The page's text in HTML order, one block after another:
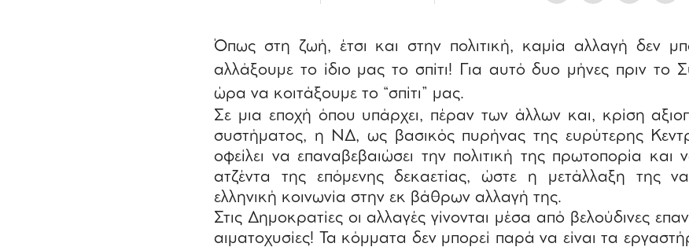
Όπως στη ζωή, έτσι και στην πολιτική, καμία αλλαγή δεν
αλλάξουμε το ίδιο μας το σπίτι! Για αυτό δυο μήνες πριν το
ώρα να κοιτάξουμε το “σπίτι” μας.
Σε μια εποχή όπου υπάρχει, πέραν των άλλων και, κρίση
συστήματος, η ΝΔ, ως βασικός πυρήνας της ευρύτερης
οφείλει να επαναβεβαιώσει την πολιτική της πρωτοπορία και
ατζέντα της επόμενης δεκαετίας, ώστε η μετάλλαξη της
ελληνική κοινωνία στην εκ βάθρων αλλαγή της.
Στις Δημοκρατίες οι αλλαγές γίνονται μέσα από βελούδινες
αιματοχυσίες! Τα κόμματα δεν μπορεί παρά να είναι τα